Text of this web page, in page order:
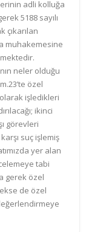
adli kolluğa
5188 sayılı
çıkarılan
muhakemesine
neler olduğu
özel
işledikleri
ikinci
görevleri
suç işlemiş
yer alan
tabi
gerek özel
de özel